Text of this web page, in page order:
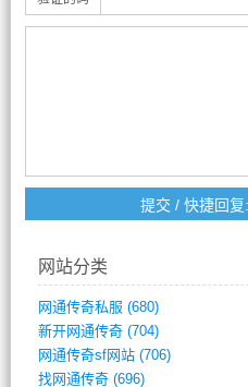
网站分类
网通传奇私服 (680)
新开网通传奇(704)
网通传奇sf网站(706)
找网通传奇(696)